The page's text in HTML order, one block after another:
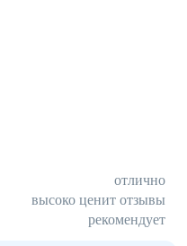
отлично
высоко ценит отзывы
рекомендует